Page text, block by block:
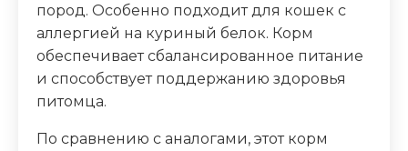
пород. Особенно подходит для кошек с
аллергией на куриный белок. Корм
обеспечивает сбалансированное питание
и способствует поддержанию здоровья
питомца.
По сравнению с аналогами, этот корм